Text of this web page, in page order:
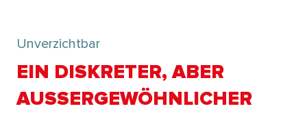
Unverzichtbar
EIN DISKRETER, ABER
AUSSERGEWÖHNLICHER W